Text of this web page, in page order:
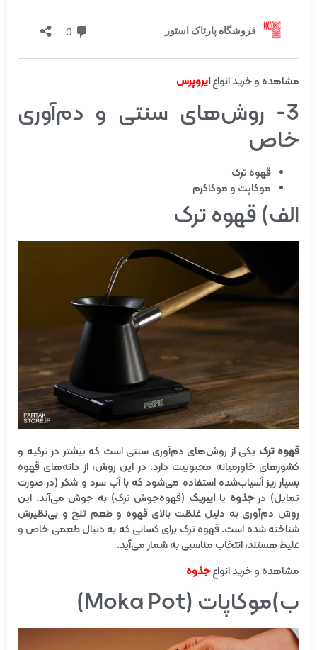
مشاهده و خرید انواعایروپرس
3- روش‌های سنتی و دم‌آوری
خاص
قهوه ترک
موکاپت و موکاکرم
الف) قهوه ترک
قهوه ترک یکی از روش‌های دم‌آوری سنتی است که بیشتر در ترکیه و
کشورهای خاورمیانه محبوبیت دارد. در این روش، از دانه‌های قهوه
بسیار ریز آسیاب‌شده استفاده می‌شود که با آب سرد و شکر (در صورت
تمایل) درجذوه یا ایبریک (قهوه‌جوش ترک) به جوش می‌آید. این
روش دم‌آوری به دلیل غلظت بالای قهوه و طعم تلخ و بی‌نظیرش
شناخته شده است. قهوه ترک برای کسانی که به دنبال طعمی خاص و
غلیظ هستند، انتخاب مناسبی به شمار می‌آید.
مشاهده و خرید انواعجذوه
ب)موکاپات (Moka Pot)